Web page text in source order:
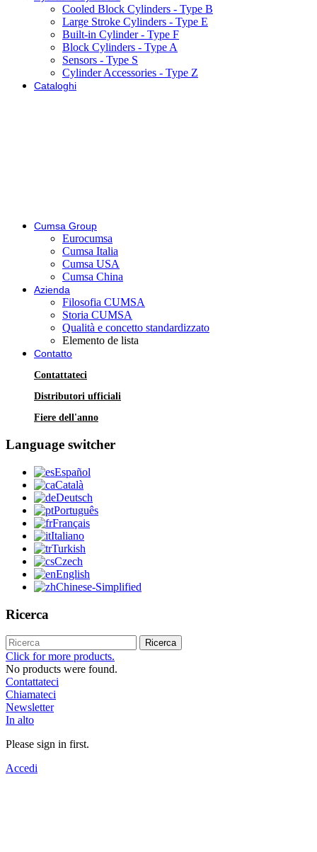
Cooled Block Cylinders - Type B
Large Stroke Cylinders - Type E
Built-in Cylinder - Type F
Block Cylinders - Type A
Sensors - Type S
Cylinder Accessories - Type Z
Cataloghi
Cumsa Group
Eurocumsa
Cumsa Italia
Cumsa USA
Cumsa China
Azienda
Filosofia CUMSA
Storia CUMSA
Qualità e concetto standardizzato
Elemento de lista
Contatto
Contattateci
Distributori ufficiali
Fiere dell'anno
Language switcher
Español
Català
Deutsch
Português
Français
Italiano
Turkish
Czech
English
Chinese-Simplified
Ricerca
Ricerca
Click for more products.
No products were found.
Contattateci
Chiamateci
Newsletter
In alto
Please sign in first.
Accedi